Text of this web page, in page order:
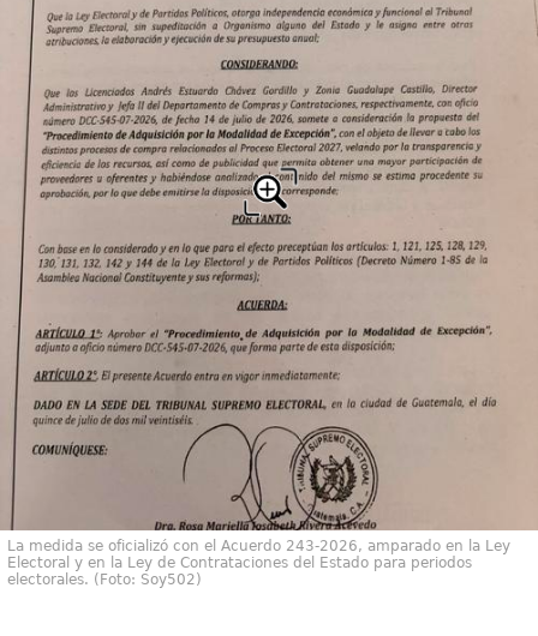
La medida se oficializó con el Acuerdo 243-2026, amparado en la Ley
Electoral y en la Ley de Contrataciones del Estado para periodos
electorales. (Foto: Soy502)